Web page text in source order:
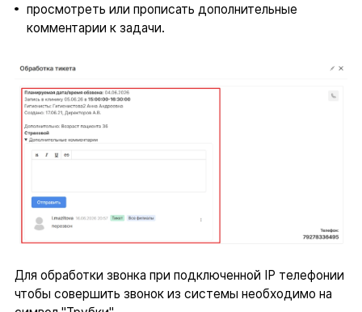
просмотреть или прописать дополнительные
комментарии к задачи.
Для обработки звонка при подключенной IP телефонии
чтобы совершить звонок из системы необходимо на